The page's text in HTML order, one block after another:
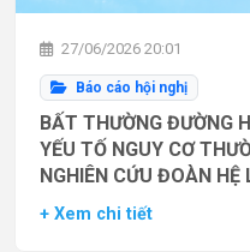
27/06/2026 20:01
Báo cáo hội nghị
BẤT THƯỜNG ĐƯỜNG
YẾU TỐ NGUY CƠ
NGHIÊN CỨU ĐOÀN HỆ
+ Xem chi tiết